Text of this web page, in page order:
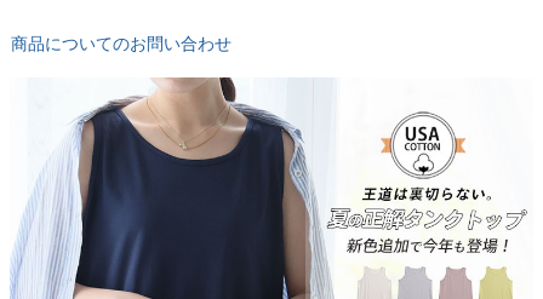
商品についてのお問い合わせ